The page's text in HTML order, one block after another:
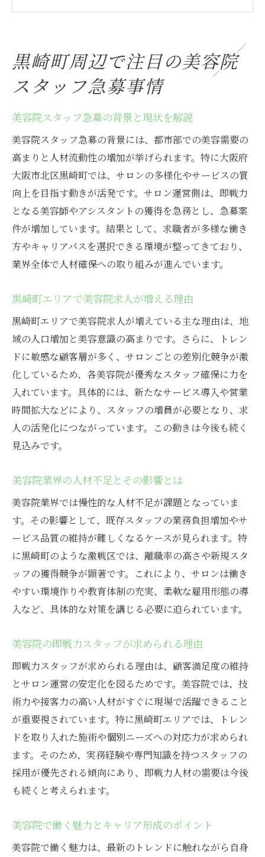
次のトレンドを見据えた美容院求人の特徴
美容院スタッフ募集の最新トレンドを探る
美容院で増える多様な雇用形態の現状
美容院業界で注目される働き方改革の動き
美容院スタッフ募集に見る待遇改善の流れ
専門スキル重視の美容院求人が増加中
トレンドを反映した美容院求人の選び方
働きやすさにこだわる美容院求人情報の魅力
働きやすい美容院求人の特徴を徹底解説
ワークライフバランス重視の美容院選び
スタッフ重視の美容院が人気を集める理由
美容院求人で注目される福利厚生の充実
働きやすさが美容院の定着率を左右する
美容院のスタッフに求められる人柄とは
美容院で活躍するスタッフの人柄の特徴
顧客に信頼される美容院スタッフの条件
美容院で大切にされるコミュニケーション
力
は
チームワークを重視する美容院の魅力
美容院で成長するための人間関係の築き方
美容師を目指すなら知っておきたい年収事情
美容院スタッフの年収相場とその実態
美容院で年収がアップする働き方のコツ
美容院スタッフの年収に影響する要素とは
美容院で収入を高めるためのキャリア戦略
将来を見据えた美容院勤務の年収設計
コミュニケーション重視の美容院選びのコツ
美容院選びで重要なコミュニケーション力
スタッフと信頼関係を築くポイントを解説
美容院で嫌われる客の特徴と回避策
美容院スタッフと円滑に接するマナー
コミュニケーション力が光る美容院の探し
美容院選びで後悔しないためのチェック法
黒崎町で理想の働き方を叶える美容院とは
黒崎町周辺で注目の美容院
スタッフ急募事情
美容院スタッフ急募の背景と現状を解説
美容院スタッフ急募の背景には、都市部での美容需要の
高まりと人材流動性の増加が挙げられます。特に大阪府
大阪市北区黒崎町では、サロンの多様化やサービスの質
向上を目指す動きが活発です。サロン運営側は、即戦力
となる美容師やアシスタントの獲得を急務とし、急募案
件が増加しています。結果として、求職者が多様な働き
方やキャリアパスを選択できる環境が整ってきており、
業界全体で人材確保への取り組みが進んでいます。
黒崎町エリアで美容院求人が増える理由
黒崎町エリアで美容院求人が増えている主な理由は、地
域の人口増加と美容意識の高まりです。さらに、トレン
ドに敏感な顧客層が多く、サロンごとの差別化競争が激
化しているため、各美容院が優秀なスタッフ確保に力を
入れています。具体的には、新たなサービス導入や営業
時間拡大などにより、スタッフの増員が必要となり、求
人の活発化につながっています。この動きは今後も続く
見込みです。
美容院業界の人材不足とその影響とは
美容院業界では慢性的な人材不足が課題となっていま
す。その影響として、既存スタッフの業務負担増加やサ
ービス品質の維持が難しくなるケースが見られます。特
に黒崎町のような激戦区では、離職率の高さや新規スタ
ッフの獲得競争が顕著です。これにより、サロンは働き
やすい環境作りや教育体制の充実、柔軟な雇用形態の導
入など、具体的な対策を講じる必要に迫られています。
美容院の即戦力スタッフが求められる理由
即戦力スタッフが求められる理由は、顧客満足度の維持
とサロン運営の安定化を図るためです。美容院では、技
術力や接客力の高い人材がすぐに現場で活躍できること
が重要視されています。特に黒崎町エリアでは、トレン
ドを取り入れた施術や個別ニーズへの対応力が求められ
ます。そのため、実務経験や専門知識を持つスタッフの
採用が優先される傾向にあり、即戦力人材の需要は今後
も続くと考えられます。
美容院で働く魅力とキャリア形成のポイント
美容院で働く魅力は、最新のトレンドに触れながら自身